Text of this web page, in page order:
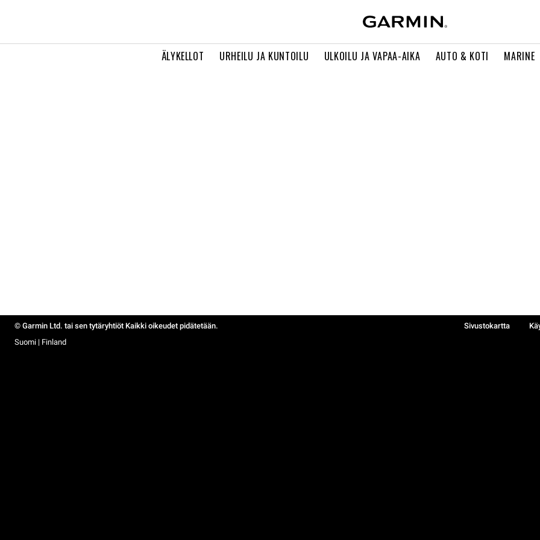
ÄLYKELLOT URHEILU JA KUNTOILU ULKOILU JA VAPAA-AIKA AUTO & KOTI MARINE
© Garmin Ltd. tai sen tytäryhtiöt Kaikki oikeudet pidätetään. Sivustokartta
Suomi | Finland